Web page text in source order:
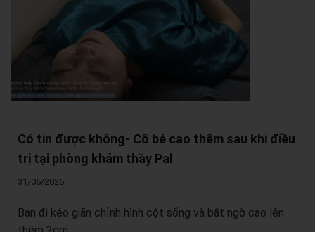
Có tin được không- Cô bé cao thêm sau khi điều
trị tại phòng khám thầy Pal
31/05/2026
Bạn đi kéo giãn chỉnh hình cột sống và bất ngờ cao lên